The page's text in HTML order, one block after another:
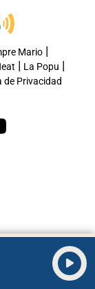
Mario|
| La Popu |
de Privacidad